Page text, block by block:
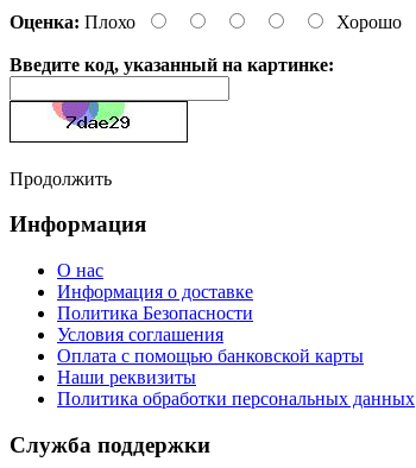
Оценка: Плохо Хорошо
Введите код, указанный на картинке:
Продолжить
Информация
О нас
Информация о доставке
Политика Безопасности
Условия соглашения
Оплата с помощью банковской карты
Наши реквизиты
Политика обработки персональных данных
Служба поддержки